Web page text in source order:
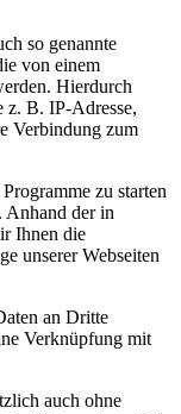
so genannte
von einem
Hierdurch
z. B. IP-Adresse,
Verbindung zum
zu starten
Anhand der in
Ihnen die
unserer Webseiten
an Dritte
Verknüpfung mit
auch ohne